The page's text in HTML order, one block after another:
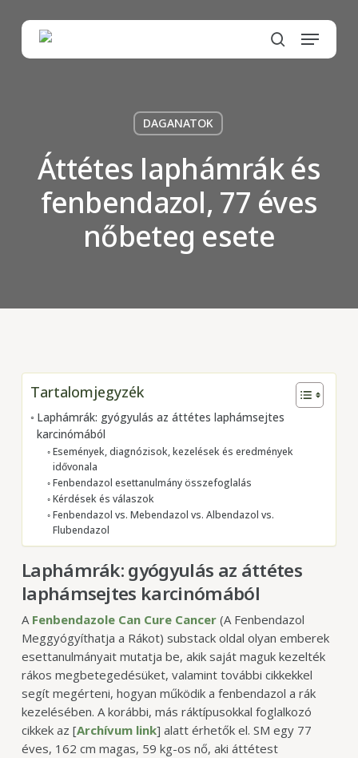
content
search
Menu
DAGANATOK
Áttétes laphámrák és
fenbendazol, 77 éves
nőbeteg esete
Tartalomjegyzék
Laphámrák: gyógyulás az áttétes laphámsejtes
karcinómából
Események, diagnózisok, kezelések és eredmények
idővonala
Fenbendazol esettanulmány összefoglalás
Kérdések és válaszok
Fenbendazol vs. Mebendazol vs. Albendazol vs.
Flubendazol
Laphámrák:gyógyulás az áttétes
laphámsejtes karcinómából
A Fenbendazole Can Cure Cancer(A Fenbendazol
Meggyógyíthatja a Rákot) substack oldal olyan emberek
esettanulmányait mutatja be, akik saját maguk kezelték
rákos megbetegedésüket, valamint további cikkekkel
segít megérteni, hogyan működik a fenbendazol a rák
kezelésében. A korábbi, más ráktípusokkal foglalkozó
cikkek az [Archívum link] alatt érhetők el. SM egy 77
éves, 162 cm magas, 59 kg-os nő, aki áttétest